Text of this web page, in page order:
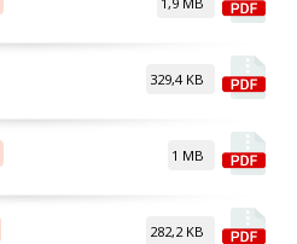
329,4 KB
1 MB
282,2 KB